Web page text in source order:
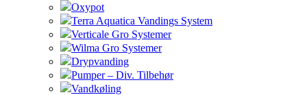
Oxypot
Terra Aquatica Vandings System
Verticale Gro Systemer
Wilma Gro Systemer
Drypvanding
Pumper – Div. Tilbehør
Vandkøling